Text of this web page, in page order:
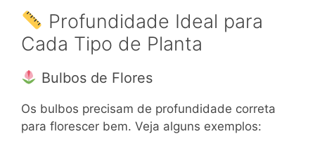
Profundidade Ideal para
Cada Tipo de Planta
Bulbos de Flores
Os bulbos precisam de profundidade correta
para florescer bem. Veja alguns exemplos: